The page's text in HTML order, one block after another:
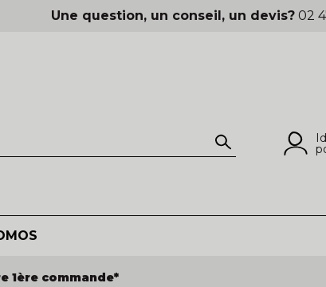
Une question, un conseil, un devis? 02
1ère commande*